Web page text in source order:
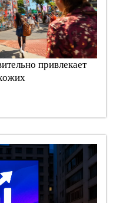
привлекает